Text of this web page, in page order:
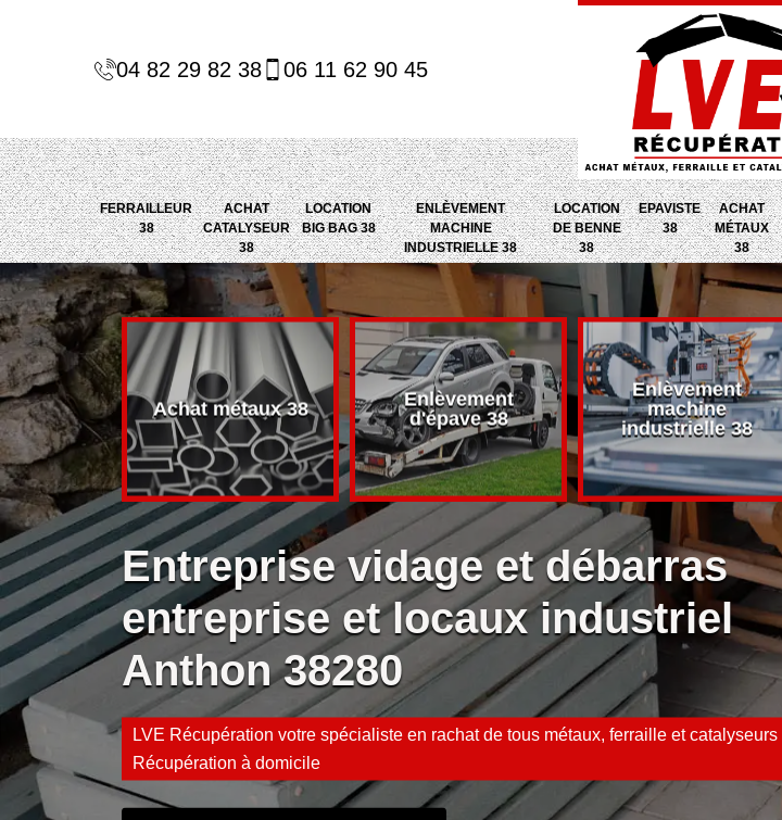
04 82 29 82 38 06 11 62 90 45
FERRAILLEUR
38
ACHAT
CATALYSEUR
38
LOCATION
BIG BAG 38
ENLÈVEMENT
MACHINE
INDUSTRIELLE 38
LOCATION
DE BENNE
38
EPAVISTE
38
ACHAT
MÉTAUX
38
38 Achat métaux 38
Enlèvement
d'épave 38
Enlèvement
machine
industrielle 38
Entreprise vidage et débarras
entreprise et locaux industriel
Anthon 38280
LVE Récupération votre spécialiste en rachat de tous métaux, ferraille et catalyseurs
Récupération à domicile